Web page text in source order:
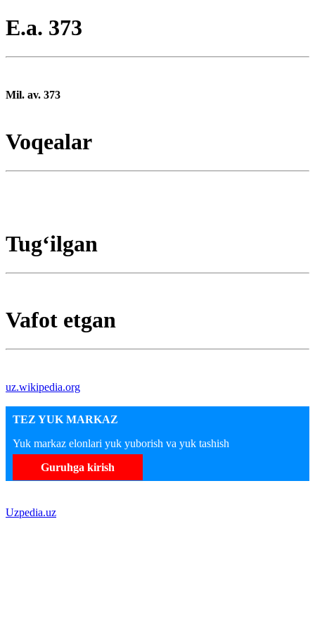
E.a. 373
Mil. av. 373
Voqealar
Tugʻilgan
Vafot etgan
uz.wikipedia.org
TEZ YUK MARKAZ
Yuk markaz elonlari yuk yuborish va yuk tashish
Guruhga kirish
Uzpedia.uz